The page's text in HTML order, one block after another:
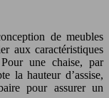
de meubles
aux caractéristiques
une chaise, par
la hauteur d’assise,
pour assurer un